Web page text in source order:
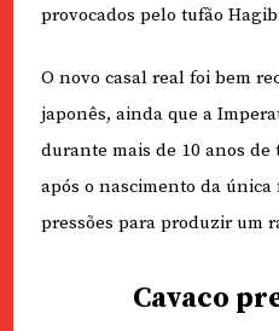
provocados pelo tufão
O novo casal real foi bem
japonês, ainda que a
durante mais de 10 anos
após o nascimento da
pressões para produzir um
Cavaco